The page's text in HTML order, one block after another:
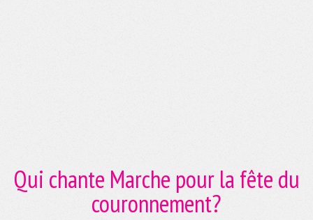
Qui chante Marche pour la fête du
couronnement?